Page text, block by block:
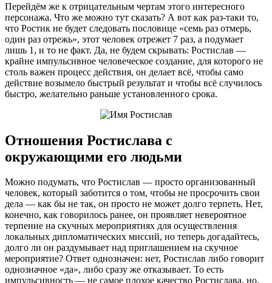
Перейдём же к отрицательным чертам этого интересного
персонажа. Что же можно тут сказать? А вот как раз-таки то,
что Ростик не будет следовать пословице «семь раз отмерь,
один раз отрежь», этот человек отрежет 7 раз, а подумает
лишь 1, и то не факт. Да, не будем скрывать: Ростислав —
крайне импульсивное человеческое создание, для которого не
столь важен процесс действия, он делает всё, чтобы само
действие возымело быстрый результат и чтобы всё случилось
быстро, желательно раньше установленного срока.
Отношения Ростислава с
окружающими его людьми
Можно подумать, что Ростислав — просто организованный
человек, который заботится о том, чтобы не просрочить свои
дела — как бы не так, он просто не может долго терпеть. Нет,
конечно, как говорилось ранее, он проявляет невероятное
терпение на скучных мероприятиях для осуществления
локальных дипломатических миссий, но теперь догадайтесь,
долго ли он раздумывает над приглашением на скучное
мероприятие? Ответ однозначен: нет, Ростислав либо говорит
однозначное «да», либо сразу же отказывает. То есть
импульсивность — не самое плохое качество Ростислава, но,